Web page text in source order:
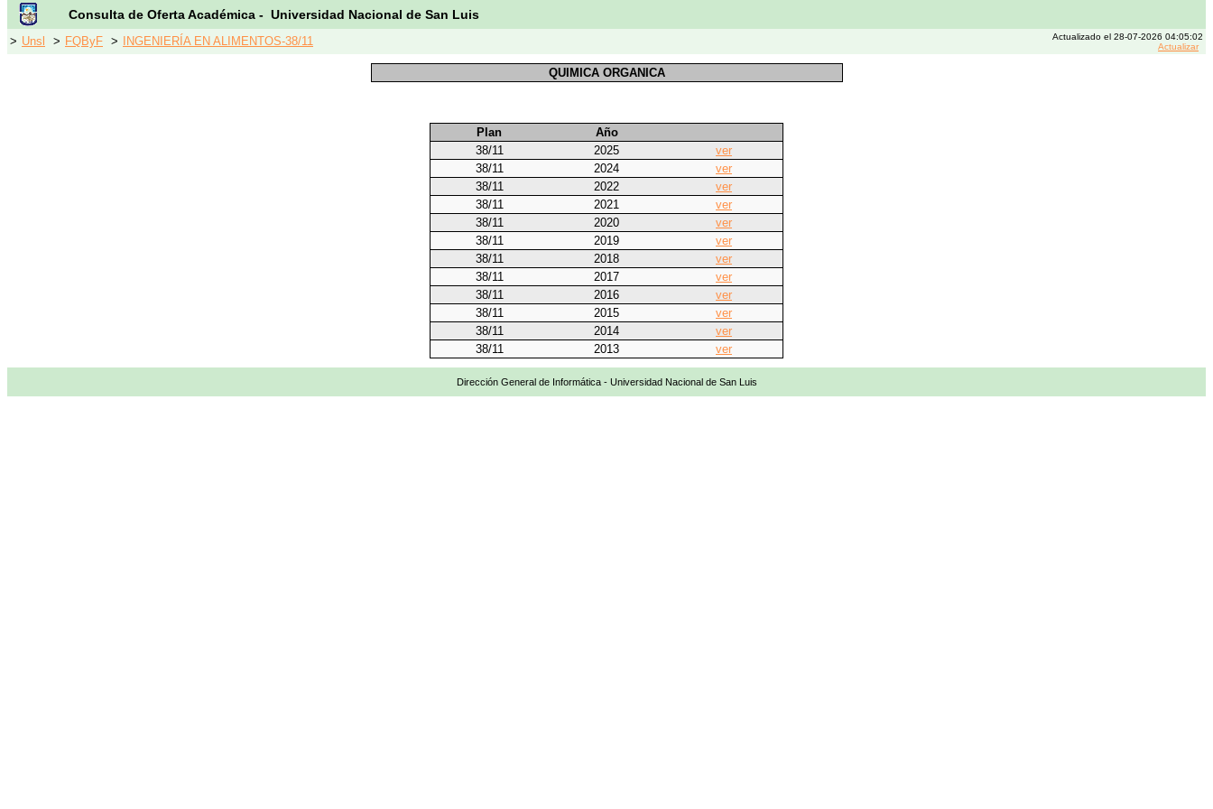
Consulta de Oferta Académica - Universidad Nacional de San Luis
> Unsl > FQByF > INGENIERÍA EN ALIMENTOS-38/11
Actualizado el 28-07-2026 04:05:02
Actualizar
QUIMICA ORGANICA
Plan
Año
38/11
2025
ver
38/11
2024
ver
38/11
2022
ver
38/11
2021
ver
38/11
2020
ver
38/11
2019
ver
38/11
2018
ver
38/11
2017
ver
38/11
2016
ver
38/11
2015
ver
38/11
2014
ver
38/11
2013 ver
Dirección General de Informática - Universidad Nacional de San Luis